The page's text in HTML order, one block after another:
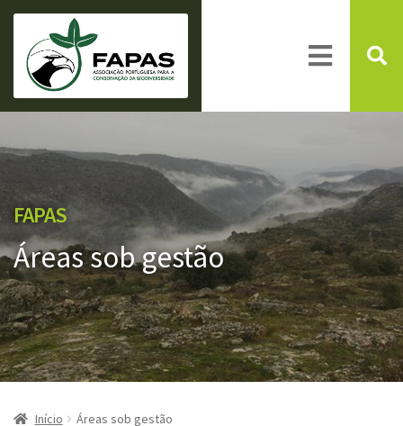
FAPAS
Áreas sob gestão
Início Áreas sob gestão